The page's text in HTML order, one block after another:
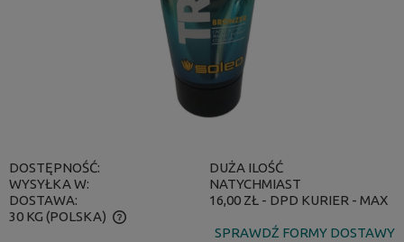
DOSTĘPNOŚĆ:
DUŻA ILOŚĆ
WYSYŁKA W:
NATYCHMIAST
DOSTAWA:
16,00 ZŁ - DPD KURIER - MAX
30 KG (POLSKA)
CENA NIE ZAWIERA EWENTUALNYCH KOSZTÓW PŁATNOŚCI
SPRAWDŹ FORMY DOSTAWY